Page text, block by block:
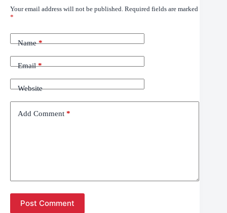
Your email address will not be published. Required fields are marked
*
Name*
Email*
Website
Add Comment *
Post Comment